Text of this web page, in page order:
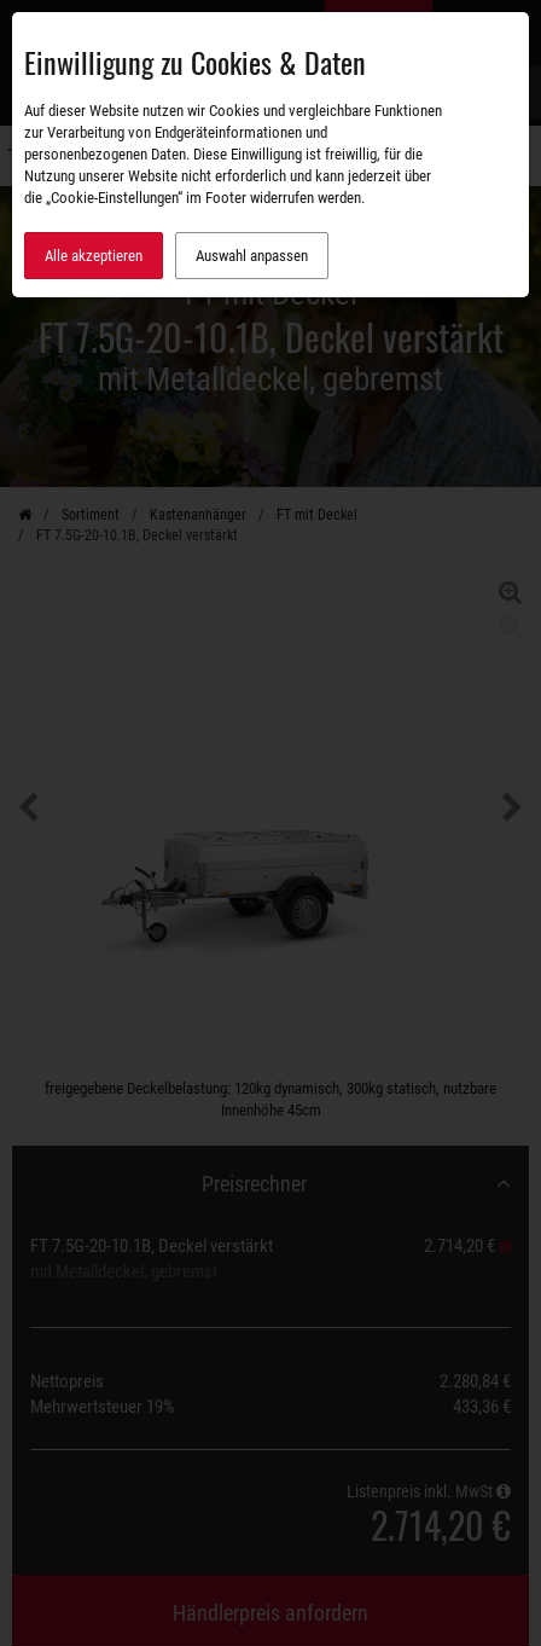
Zum
FT mit Deckel
FT 7.5G-20-10.1B, Deckel verstärkt
mit Metalldeckel, gebremst
Sortiment Kastenanhänger
FT mit Deckel
FT 7.5G-20-10.1B, Deckel verstärkt
freigegebene Deckelbelastung: 120kg dynamisch, 300kg statisch, nutzbare
Innenhöhe 45cm
Preisrechner
FT 7.5G-20-10.1B, Deckel verstärkt
2.714,20 €
Nettopreis
2.280,84 €
Mehrwertsteuer 19% 433,36 €
Listenpreis inkl. MwSt
2.714,20 €
Händlerpreis anfordern
Einwilligung zu Cookies & Daten
Auf dieser Website nutzen wir Cookies und vergleichbare Funktionen
zur Verarbeitung von Endgeräteinformationen und
personenbezogenen Daten. Diese Einwilligung ist freiwillig, für die
Nutzung unserer Website nicht erforderlich und kann jederzeit über
die „Cookie-Einstellungen“ im Footer widerrufen werden.
Alle akzeptieren Auswahl anpassen